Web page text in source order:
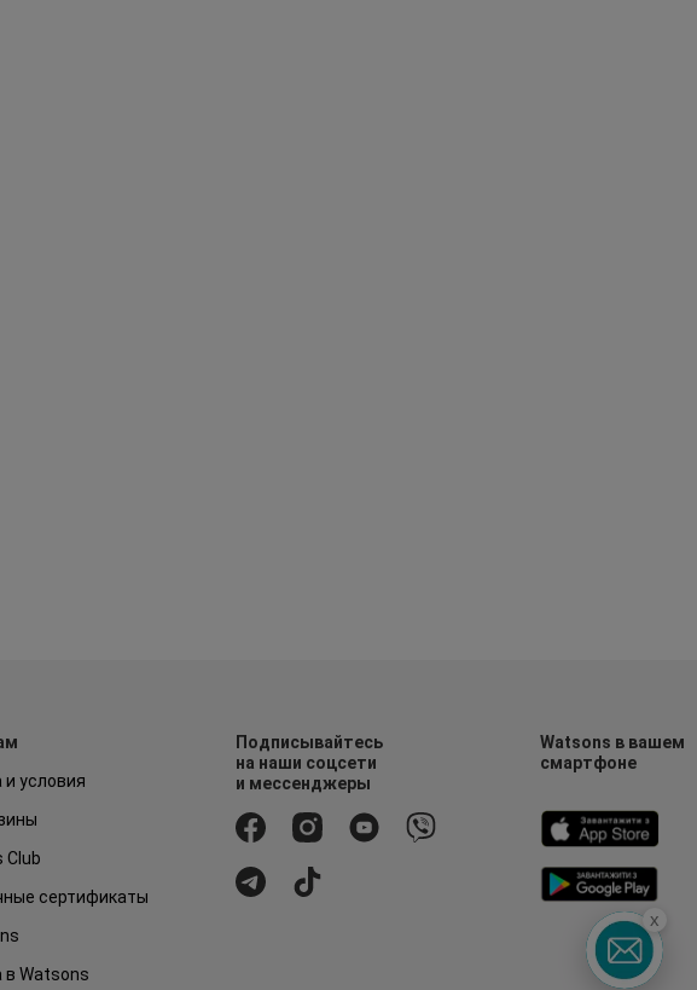
и условия
Club
сертификаты
в Watsons
Подписывайтесь
на наши соцсети
и мессенджеры
Watsons в вашем
смартфоне
x